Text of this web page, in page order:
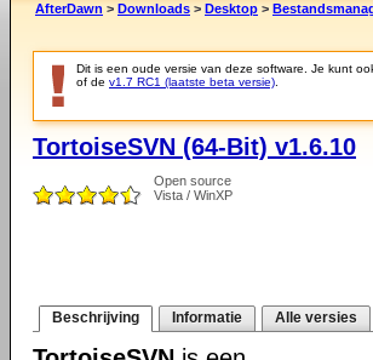
AfterDawn > Downloads > Desktop >
Dit is een oude versie van deze software. Je kunt
of de v1.7 RC1 (laatste beta versie)
TortoiseSVN (64-Bit) v1.6.10
Open source
Vista / WinXP
Beschrijving Informatie Alle versies